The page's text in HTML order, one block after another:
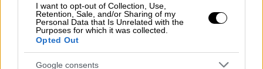
I want to opt-out of Collection, Use,
Retention, Sale, and/or Sharing of my
Personal Data that Is Unrelated with the
Purposes for which it was collected.
Opted Out
Google consents
Υπ. προστασίας πολίτη